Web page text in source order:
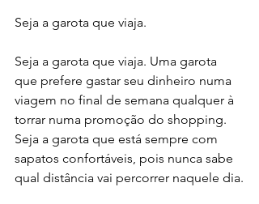
Seja a garota que viaja.
Seja a garota que viaja. Uma garota
que prefere gastar seu dinheiro numa
viagem no final de semana qualquer à
torrar numa promoção do shopping.
Seja a garota que está sempre com
sapatos confortáveis, pois nunca sabe
qual distância vai percorrer naquele dia.